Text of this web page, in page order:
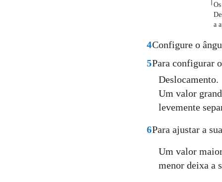
a
4Configure o
5Para configurar
Deslocamento.
Um valor
levemente
6Para ajustar a
Um valor
menor deixa a